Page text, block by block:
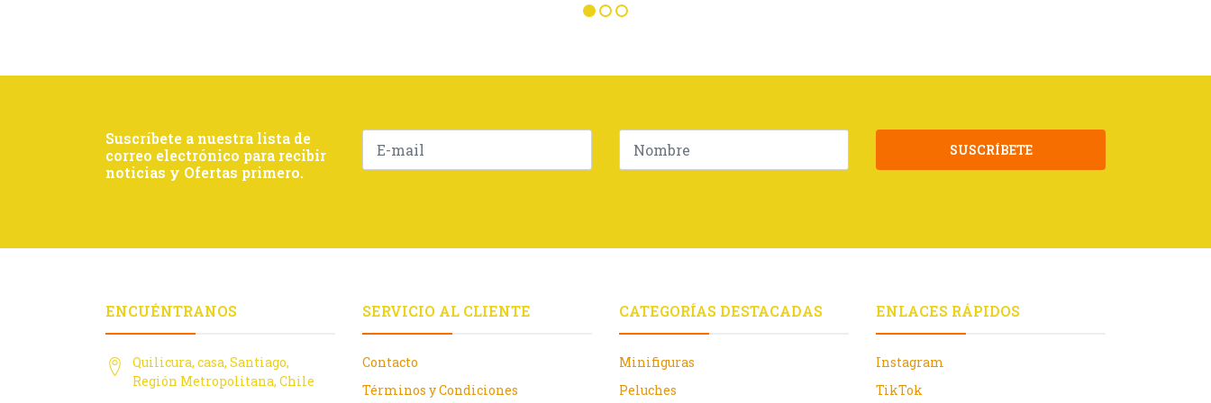
Suscríbete a nuestra lista de
correo electrónico para recibir
noticias y Ofertas primero.
SUSCRÍBETE
ENCUÉNTRANOS
Quilicura, casa, Santiago,
Región Metropolitana, Chile
SERVICIO AL CLIENTE
Contacto
Términos y Condiciones
CATEGORÍAS DESTACADAS
Minifiguras
Peluches
ENLACES RÁPIDOS
Instagram
TikTok